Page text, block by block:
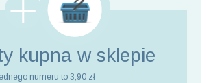
kupna w sklepie
numeru to 3,90 zł